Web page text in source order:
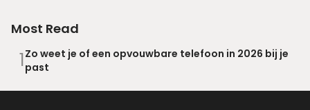
Most Read
1Zo weet je of een opvouwbare telefoon in 2026 bij je
past